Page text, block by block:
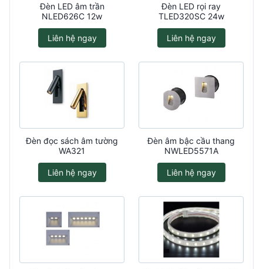
Đèn LED âm trần
NLED626C 12w
Liên hệ ngay
Đèn LED rọi ray
TLED320SC 24w
Liên hệ ngay
Đèn đọc sách âm tường
WA321
Liên hệ ngay
Đèn âm bậc cầu thang
NWLED5571A
Liên hệ ngay